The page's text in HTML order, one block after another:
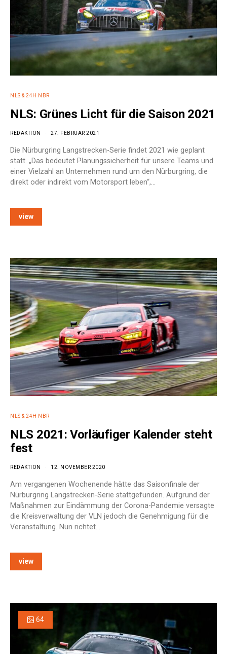
NLS & 24H NBR
NLS: Grünes Licht für die Saison 2021
REDAKTION 27. FEBRUAR 2021
Die Nürburgring Langstrecken-Serie findet 2021 wie geplant
statt. „Das bedeutet Planungssicherheit für unsere Teams und
einer Vielzahl an Unternehmen rund um den Nürburgring, die
direkt oder indirekt vom Motorsport leben“,…
view
NLS & 24H NBR
NLS 2021: Vorläufiger Kalender steht
fest
REDAKTION 12. NOVEMBER 2020
Am vergangenen Wochenende hätte das Saisonfinale der
Nürburgring Langstrecken-Serie stattgefunden. Aufgrund der
Maßnahmen zur Eindämmung der Corona-Pandemie versagte
die Kreisverwaltung der VLN jedoch die Genehmigung für die
Veranstaltung. Nun richtet…
view
64